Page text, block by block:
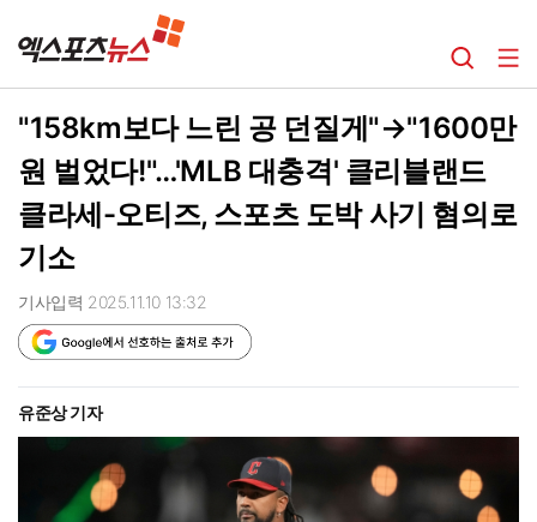
"158km보다 느린 공 던질게"→"1600만
원 벌었다!"…'MLB 대충격' 클리블랜드
클라세-오티즈, 스포츠 도박 사기 혐의로
기소
기사입력 2025.11.10 13:32
유준상 기자